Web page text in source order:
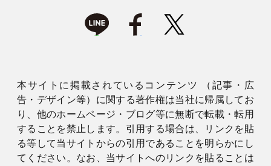
本サイトに掲載されているコンテンツ （記事・広
告・デザイン等）に関する著作権は当社に帰属してお
り、他のホームページ・ブログ等に無断で転載・転用
することを禁止します。引用する場合は、リンクを貼
る等して当サイトからの引用であることを明らかにし
てください。なお、当サイトへのリンクを貼ることは